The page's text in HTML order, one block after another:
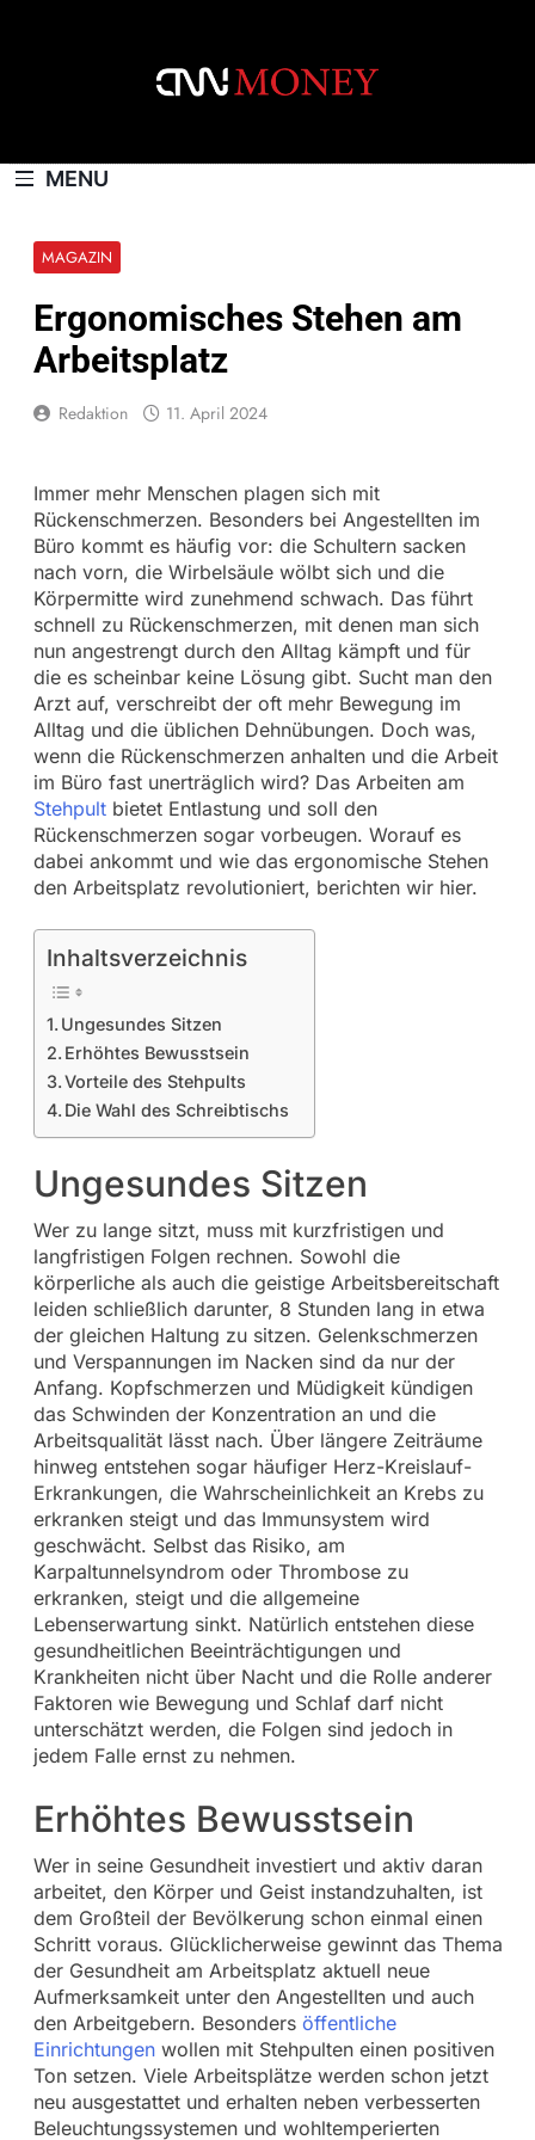
MENU
MAGAZIN
Ergonomisches Stehen am
Arbeitsplatz
Redaktion 11. April 2024
Immer mehr Menschen plagen sich mit
Rückenschmerzen. Besonders bei Angestellten im
Büro kommt es häufig vor: die Schultern sacken
nach vorn, die Wirbelsäule wölbt sich und die
Körpermitte wird zunehmend schwach. Das führt
schnell zu Rückenschmerzen, mit denen man sich
nun angestrengt durch den Alltag kämpft und für
die es scheinbar keine Lösung gibt. Sucht man den
Arzt auf, verschreibt der oft mehr Bewegung im
Alltag und die üblichen Dehnübungen. Doch was,
wenn die Rückenschmerzen anhalten und die Arbeit
im Büro fast unerträglich wird? Das Arbeiten am
Stehpultbietet Entlastung und soll den
Rückenschmerzen sogar vorbeugen. Worauf es
dabei ankommt und wie das ergonomische Stehen
den Arbeitsplatz revolutioniert, berichten wir hier.
Inhaltsverzeichnis
Ungesundes Sitzen
Erhöhtes Bewusstsein
Vorteile des Stehpults
Die Wahl des Schreibtischs
Ungesundes Sitzen
Wer zu lange sitzt, muss mit kurzfristigen und
langfristigen Folgen rechnen. Sowohl die
körperliche als auch die geistige Arbeitsbereitschaft
leiden schließlich darunter, 8 Stunden lang in etwa
der gleichen Haltung zu sitzen. Gelenkschmerzen
und Verspannungen im Nacken sind da nur der
Anfang. Kopfschmerzen und Müdigkeit kündigen
das Schwinden der Konzentration an und die
Arbeitsqualität lässt nach. Über längere Zeiträume
hinweg entstehen sogar häufiger Herz-Kreislauf-
Erkrankungen, die Wahrscheinlichkeit an Krebs zu
erkranken steigt und das Immunsystem wird
geschwächt. Selbst das Risiko, am
Karpaltunnelsyndrom oder Thrombose zu
erkranken, steigt und die allgemeine
Lebenserwartung sinkt. Natürlich entstehen diese
gesundheitlichen Beeinträchtigungen und
Krankheiten nicht über Nacht und die Rolle anderer
Faktoren wie Bewegung und Schlaf darf nicht
unterschätzt werden, die Folgen sind jedoch in
jedem Falle ernst zu nehmen.
Erhöhtes Bewusstsein
Wer in seine Gesundheit investiert und aktiv daran
arbeitet, den Körper und Geist instandzuhalten, ist
dem Großteil der Bevölkerung schon einmal einen
Schritt voraus. Glücklicherweise gewinnt das Thema
der Gesundheit am Arbeitsplatz aktuell neue
Aufmerksamkeit unter den Angestellten und auch
den Arbeitgebern. Besonders öffentliche
Einrichtungenwollen mit Stehpulten einen positiven
Ton setzen. Viele Arbeitsplätze werden schon jetzt
neu ausgestattet und erhalten neben verbesserten
Beleuchtungssystemen und wohltemperierten